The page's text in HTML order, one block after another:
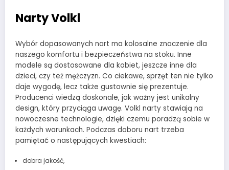
Narty Volkl
Wybór dopasowanych nart ma kolosalne znaczenie dla
naszego komfortu i bezpieczeństwa na stoku. Inne
modele są dostosowane dla kobiet, jeszcze inne dla
dzieci, czy też mężczyzn. Co ciekawe, sprzęt ten nie tylko
daje wygodę, lecz także gustownie się prezentuje.
Producenci wiedzą doskonale, jak ważny jest unikalny
design, który przyciąga uwagę. Volkl narty stawiają na
nowoczesne technologie, dzięki czemu poradzą sobie w
każdych warunkach. Podczas doboru nart trzeba
pamiętać o następujących kwestiach:
dobra jakość,